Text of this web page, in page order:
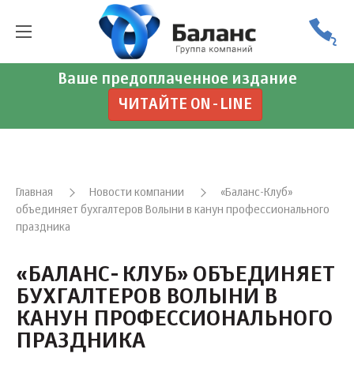
Ваше предоплаченное издание
ЧИТАЙТЕ ON-LINE
Главная Новости компании
«Баланс-Клуб»
объединяет бухгалтеров Волыни в канун профессионального
праздника
«БАЛАНС-КЛУБ» ОБЪЕДИНЯЕТ
БУХГАЛТЕРОВ ВОЛЫНИ В
КАНУН ПРОФЕССИОНАЛЬНОГО
ПРАЗДНИКА